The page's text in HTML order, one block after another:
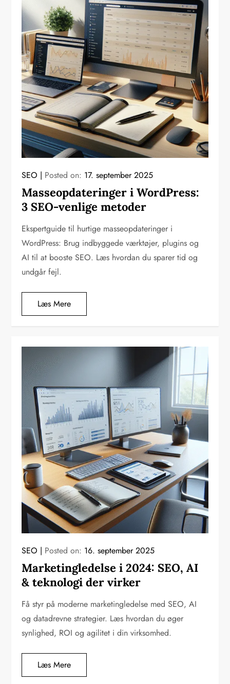
SEO Posted on: 17. september 2025
Masseopdateringer i WordPress:
3 SEO-venlige metoder
Ekspertguide til hurtige masseopdateringer i
WordPress: Brug indbyggede værktøjer, plugins og
AI til at booste SEO. Læs hvordan du sparer tid og
undgår fejl.
Læs Mere
SEO Posted on: 16. september 2025
Marketingledelse i 2024: SEO, AI
& teknologi der virker
Få styr på moderne marketingledelse med SEO, AI
og datadrevne strategier. Læs hvordan du øger
synlighed, ROI og agilitet i din virksomhed.
Læs Mere